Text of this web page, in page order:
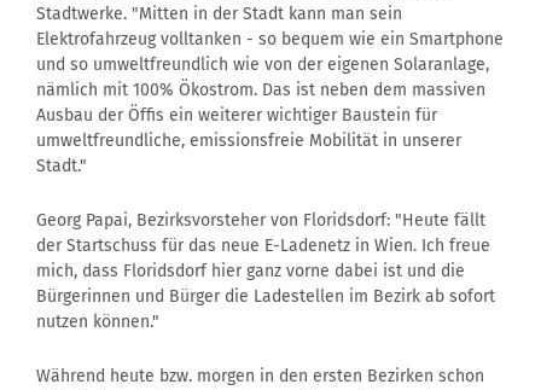
Stadtwerke. "Mitten in der Stadt kann man sein
Elektrofahrzeug volltanken - so bequem wie ein Smartphone
und so umweltfreundlich wie von der eigenen Solaranlage,
nämlich mit 100% Ökostrom. Das ist neben dem massiven
Ausbau der Öffis ein weiterer wichtiger Baustein für
umweltfreundliche, emissionsfreie Mobilität in unserer
Stadt."
Georg Papai, Bezirksvorsteher von Floridsdorf: "Heute fällt
der Startschuss für das neue E-Ladenetz in Wien. Ich freue
mich, dass Floridsdorf hier ganz vorne dabei ist und die
Bürgerinnen und Bürger die Ladestellen im Bezirk ab sofort
nutzen können."
Während heute bzw. morgen in den ersten Bezirken schon